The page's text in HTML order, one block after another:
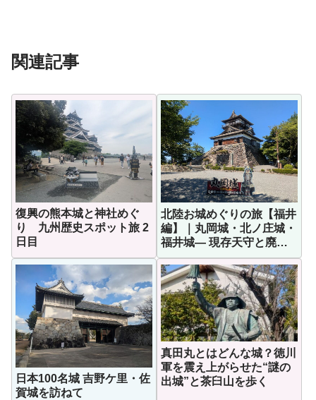
関連記事
復興の熊本城と神社めぐ
り 九州歴史スポット旅 2
日目
北陸お城めぐりの旅【福井
編】｜丸岡城・北ノ庄城・
福井城— 現存天守と廃城
の記憶を巡る旅
日本100名城 吉野ケ里・佐
賀城を訪ねて
真田丸とはどんな城？徳川
軍を震え上がらせた“謎の
出城”と茶臼山を歩く